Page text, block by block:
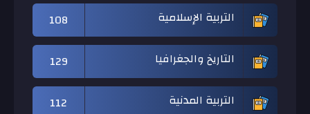
التربية الإسلامية
108
التاريخ والجغرافيا
129
التربية المدنية
112